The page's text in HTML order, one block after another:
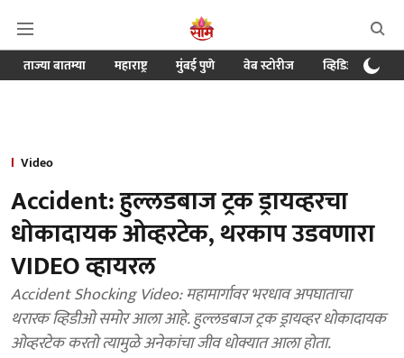
ताज्या बातम्या महाराष्ट्र मुंबई पुणे वेब स्टोरीज व्हिडिओ
Video
Accident: हुल्लडबाज ट्रक ड्रायव्हरचा
धोकादायक ओव्हरटेक, थरकाप उडवणारा
VIDEO व्हायरल
Accident Shocking Video: महामार्गावर भरधाव अपघाताचा
थरारक व्हिडीओ समोर आला आहे. हुल्लडबाज ट्रक ड्रायव्हर धोकादायक
ओव्हरटेक करतो त्यामुळे अनेकांचा जीव धोक्यात आला होता.